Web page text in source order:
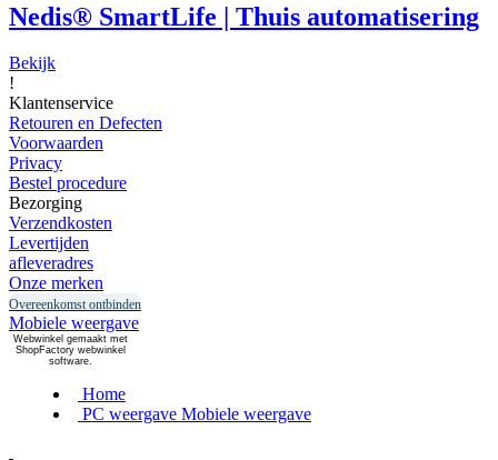
Nedis® SmartLife | Thuis automatisering
Bekijk
!
Klantenservice
Retouren en Defecten
Voorwaarden
Privacy
Bestel procedure
Bezorging
Verzendkosten
Levertijden
afleveradres
Onze merken
Overeenkomst ontbinden
Mobiele weergave
Webwinkel gemaakt met
ShopFactory webwinkel
software.
Home
PC weergave Mobiele weergave